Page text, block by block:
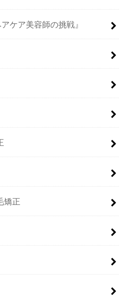
ケア美容師の挑戦』
矯正